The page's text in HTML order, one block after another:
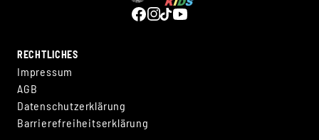
RECHTLICHES
Impressum
AGB
Datenschutzerklärung
Barrierefreiheitserklärung